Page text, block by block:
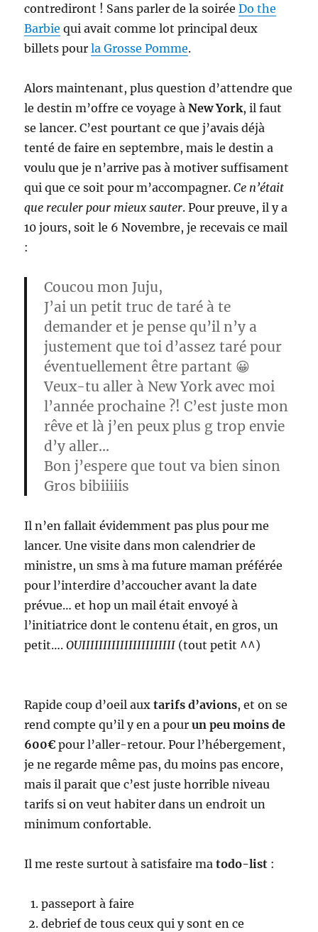
contrediront ! Sans parler de la soiréeDo the
Barbie qui avait comme lot principal deux
billets pourla Grosse Pomme.
Alors maintenant, plus question d’attendre que
le destin m’offre ce voyage àNew York, il faut
se lancer. C’est pourtant ce que j’avais déjà
tenté de faire en septembre, mais le destin a
voulu que je n’arrive pas à motiver suffisament
qui que ce soit pour m’accompagner.Ce n’était
que reculer pour mieux sauter. Pour preuve, il y a
10 jours, soit le 6 Novembre, je recevais ce mail
:
Coucou mon Juju,
J’ai un petit truc de taré à te
demander et je pense qu’il n’y a
justement que toi d’assez taré pour
éventuellement être partant 😀
Veux-tu aller à New York avec moi
l’année prochaine ?! C’est juste mon
rêve et là j’en peux plus g trop envie
d’y aller…
Bon j’espere que tout va bien sinon
Gros bibiiiiis
Il n’en fallait évidemment pas plus pour me
lancer.Une visite dans mon calendrier de
ministre, un sms à ma future maman préférée
pour l’interdire d’accoucher avant la date
prévue… et hop un mail était envoyé à
l’initiatrice dont le contenu était, en gros, un
petit….OUIIIIIIIIIIIIIIIIIIIIII (tout petit ^^)
Rapide coup d’oeil auxtarifs d’avions, et on se
rend compte qu’il y en a pourun peu moins de
600€ pour l’aller-retour. Pour l’hébergement,
je ne regarde même pas, du moins pas encore,
mais il parait que c’est juste horrible niveau
tarifs si on veut habiter dans un endroit un
minimum confortable.
Il me reste surtout à satisfaire matodo-list :
passeport à faire
debrief de tous ceux qui y sont en ce